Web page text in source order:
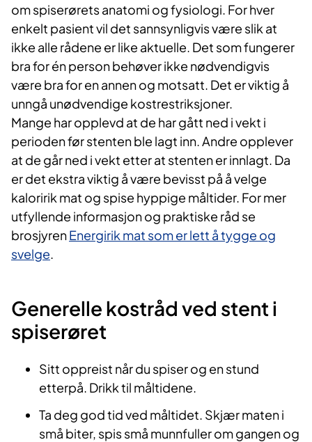
om spiserørets anatomi og fysiologi. For hver
enkelt pasient vil det sannsynligvis være slik at
ikke alle rådene er like aktuelle. Det som fungerer
bra for én person behøver ikke nødvendigvis
være bra for en annen og motsatt. Det er viktig å
unngå unødvendige kostrestriksjoner.
Mange har opplevd at de har gått ned i vekt i
perioden før stenten ble lagt inn. Andre opplever
at de går ned i vekt etter at stenten er innlagt. Da
er det ekstra viktig å være bevisst på å velge
kaloririk mat og spise hyppige måltider. For mer
utfyllende informasjon og praktiske råd se
brosjyrenEnergirik mat som er lett å tygge og
svelge
Generelle kostråd ved stent i
spiserøret
Sitt oppreist når du spiser og en stund
etterpå. Drikk til måltidene.
Ta deg god tid ved måltidet. Skjær maten i
små biter, spis små munnfuller om gangen og